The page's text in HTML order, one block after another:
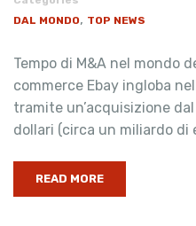
DAL MONDO, TOP NEWS
Tempo di M&A nel mondo
commerce Ebay ingloba
tramite un’acquisizione
dollari (circa un miliardo di
READ MORE